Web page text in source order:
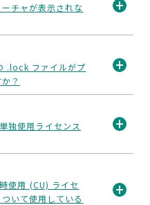
チャが表示されな
.lock ファイルがプ
？
独使用ライセンス
使用 (CU) ライセ
いて使用している